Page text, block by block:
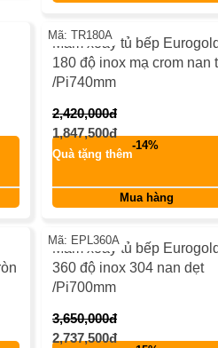
Mã: TR180A
Mâm xoay tủ bếp
180 độ inox mạ crom nan
/Pi740mm
2,420,000đ
-
1,847,500đ
-14%
Quà tặng thêm
Mua hàng
Mã: EPL360A
Mâm xoay tủ bếp
360 độ inox 304 nan dẹt
/Pi700mm
3,650,000đ
-
2,737,500đ